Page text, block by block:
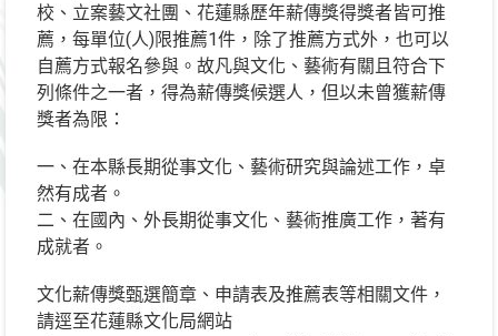
校、立案藝文社團、花蓮縣歷年薪傳獎得獎者皆可推
薦，每單位(人)限推薦1件，除了推薦方式外，也可以
自薦方式報名參與。故凡與文化、藝術有關且符合下
列條件之一者，得為薪傳獎候選人，但以未曾獲薪傳
獎者為限：
一、在本縣長期從事文化、藝術研究與論述工作，卓
然有成者。
二、在國內、外長期從事文化、藝術推廣工作，著有
成就者。
文化薪傳獎甄選簡章、申請表及推薦表等相關文件，
請逕至花蓮縣文化局網站